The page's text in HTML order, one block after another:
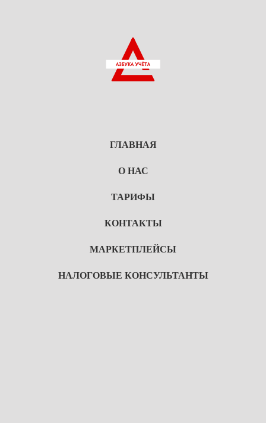
ГЛАВНАЯ
О НАС
ТАРИФЫ
КОНТАКТЫ
МАРКЕТПЛЕЙСЫ
НАЛОГОВЫЕ КОНСУЛЬТАНТЫ